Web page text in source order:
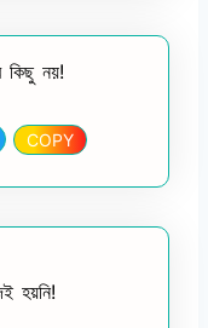
কিছু নয়!
COPY
হয়নি!